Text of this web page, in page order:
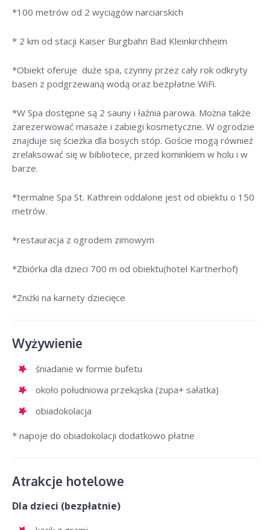
*100 metrów od 2 wyciągów narciarskich
* 2 km od stacji Kaiser Burgbahn Bad Kleinkirchheim
*Obiekt oferuje duże spa, czynny przez cały rok odkryty
basen z podgrzewaną wodą oraz bezpłatne WiFi.
*W Spa dostępne są 2 sauny i łaźnia parowa. Można także
zarezerwować masaże i zabiegi kosmetyczne. W ogrodzie
znajduje się ścieżka dla bosych stóp. Goście mogą również
zrelaksować się w bibliotece, przed kominkiem w holu i w
barze.
*termalne Spa St. Kathrein oddalone jest od obiektu o 150
metrów.
*restauracja z ogrodem zimowym
*Zbiórka dla dzieci 700 m od obiektu(hotel Kartnerhof)
*Zniżki na karnety dziecięce
Wyżywienie
śniadanie w formie bufetu
około południowa przekąska (zupa+ sałatka)
obiadokolacja
* napoje do obiadokolacji dodatkowo płatne
Atrakcje hotelowe
Dla dzieci (bezpłatnie)